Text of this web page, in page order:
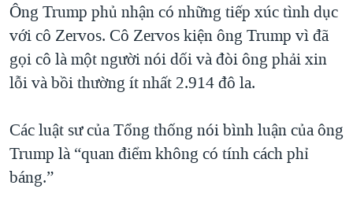
Ông Trump phủ nhận có những tiếp xúc tình dục
với cô Zervos. Cô Zervos kiện ông Trump vì đã
gọi cô là một người nói dối và đòi ông phải xin
lỗi và bồi thường ít nhất 2.914 đô la.
Các luật sư của Tổng thống nói bình luận của ông
Trump là “quan điểm không có tính cách phỉ
báng.”